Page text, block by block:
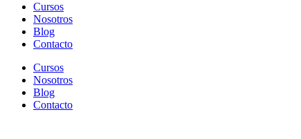
Cursos
Nosotros
Blog
Contacto
Cursos
Nosotros
Blog
Contacto